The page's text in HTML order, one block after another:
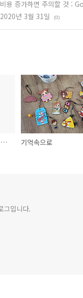
용 증가하면 주의할 것 :
년 3월 31일 (0)
다음 카카오계정 통합 꼭 해야하나요? 기억속으로
그입니다.